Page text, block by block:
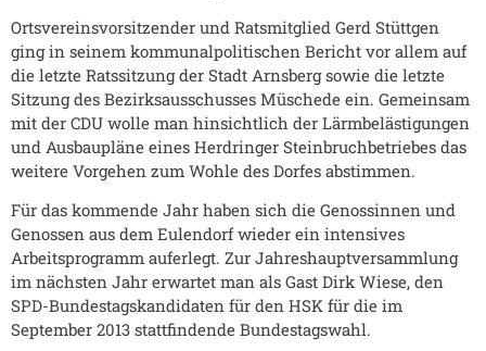
Ortsvereinsvorsitzender und Ratsmitglied Gerd Stüttgen
ging in seinem kommunalpolitischen Bericht vor allem auf
die letzte Ratssitzung der Stadt Arnsberg sowie die letzte
Sitzung des Bezirksausschusses Müschede ein. Gemeinsam
mit der CDU wolle man hinsichtlich der Lärmbelästigungen
und Ausbaupläne eines Herdringer Steinbruchbetriebes das
weitere Vorgehen zum Wohle des Dorfes abstimmen.
Für das kommende Jahr haben sich die Genossinnen und
Genossen aus dem Eulendorf wieder ein intensives
Arbeitsprogramm auferlegt. Zur Jahreshauptversammlung
im nächsten Jahr erwartet man als Gast Dirk Wiese, den
SPD-Bundestagskandidaten für den HSK für die im
September 2013 stattfindende Bundestagswahl.